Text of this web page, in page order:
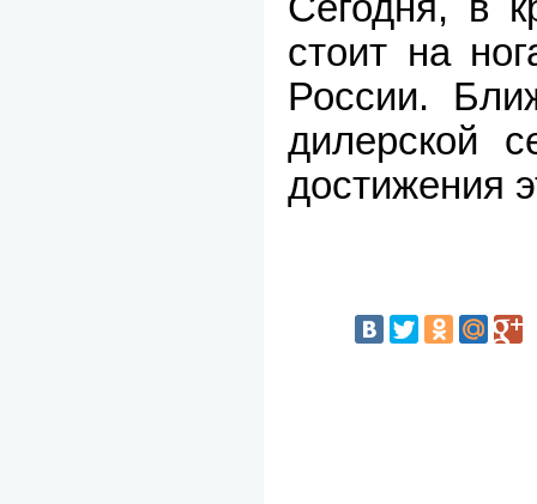
стоит на
России.
дилерской
достижения